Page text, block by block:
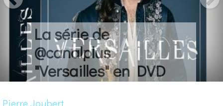
La série de
@canalplus
"Versailles" en DVD
Pierre Joubert